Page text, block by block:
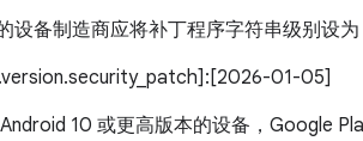
设备制造商应将补丁程序字符串级别设为
01-05]
10 或更高版本的设备，Google